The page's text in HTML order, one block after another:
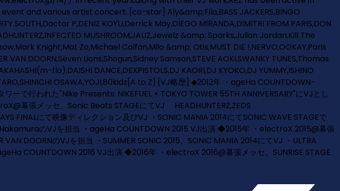
and various artist concert. [co-star] Aly&amp;Fila,BASS JACKERS,BINGO
SOUTH,Doctor P,DENIZ KOYU,Derrick May,DIEGO MIRANDA,DIMITRI FROM PARIS,DON
MUSHROOM,JAUZ,Jewelz &amp; Sparks,Julian Jordan,Kill The
Knight,Mat Zo,Michael Calfan,Milo &amp; Otis,MUST DIE !,NERVO,OOKAY,Paris
VAN DOORN,Seven Lions,Shogun,Sidney Samson,STEVE AOKI,SWANKY TUNES,Thomas
flo),DAISHI DANCE,DEXPISTOLS,DJ KAORI,DJ KYOKO,DJ YUMMY,ISHINO
OSAWA,YOJI,80kidz[A to Z] [VJ略歴] ◆2012年 ・ageHa COUNTDOWN-
で行われた"Nike Presents: NIKEFUEL × TOKYO TOWER 55TH ANNIVERSARY"にVJとし
幕張メッセ、Sonic Beats STAGEにてVJ HEADHUNTERZ,ZEDS
FINALにて映像ディレクション及びVJ ・SONIC MANIA 2014にてSONIC WAVE STAGEで
NakamuraのVJを担当 ・ageHa COUNTDOWN 2015 VJ出演 ◆2015年 ・electroX 2015@幕張
DOORNのVJを担当 ・SUMMER SONIC 2015、SONIC MANIA 2014にてVJ ・ULTRA
COUNTDOWN 2016 VJ出演 ◆2016年 ・electroX 2016@幕張メッセ、SUNRISE STAGE